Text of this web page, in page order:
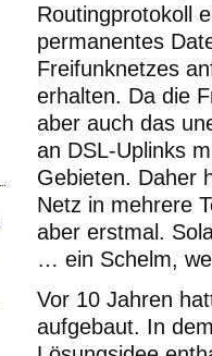
Routingprotokoll
permanentes
Freifunknetzes
erhalten. Da die
aber auch das
an DSL-Uplinks
Gebieten. Daher
Netz in mehrere
aber erstmal.
… ein Schelm,
Vor 10 Jahren
aufgebaut. In